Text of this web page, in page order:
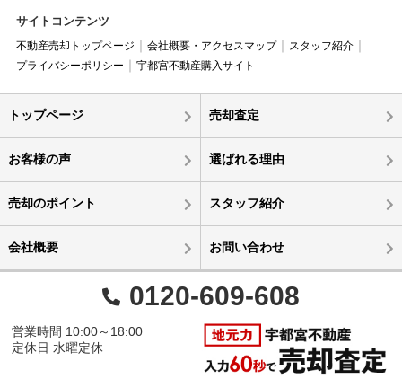
サイトコンテンツ
不動産売却トップページ 会社概要・アクセスマップ
スタッフ紹介
プライバシーポリシー
宇都宮不動産購入サイト
トップページ 売却査定
お客様の声 選ばれる理由
売却のポイント スタッフ紹介
会社概要 お問い合わせ
0120-609-608
営業時間 10:00～18:00
定休日 水曜定休